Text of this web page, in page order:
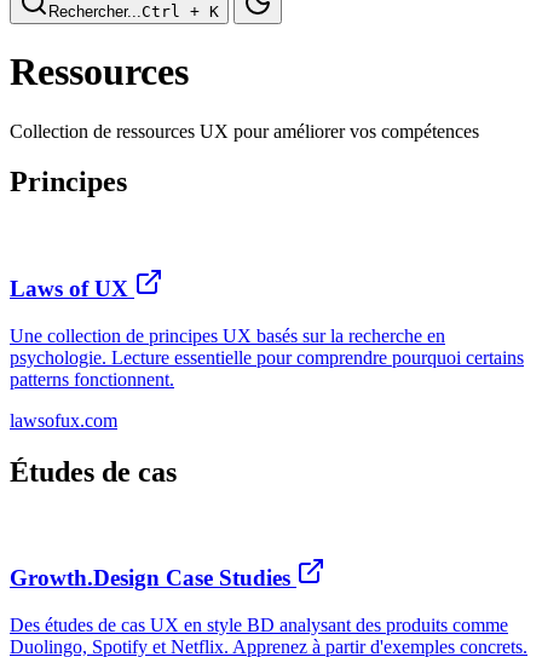
Rechercher... Ctrl + K
Ressources
Collection de ressources UX pour améliorer vos compétences
Principes
Laws of UX
Une collection de principes UX basés sur la recherche en
psychologie. Lecture essentielle pour comprendre pourquoi certains
patterns fonctionnent.
lawsofux.com
Études de cas
Growth.Design Case Studies
Des études de cas UX en style BD analysant des produits comme
Duolingo, Spotify et Netflix. Apprenez à partir d'exemples concrets.